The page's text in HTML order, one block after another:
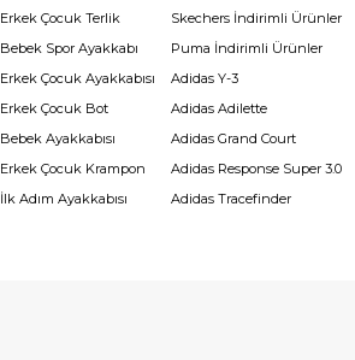
Erkek Çocuk Terlik
Bebek Spor Ayakkabı
Erkek Çocuk Ayakkabısı
Erkek Çocuk Bot
Bebek Ayakkabısı
Erkek Çocuk Krampon
İlk Adım Ayakkabısı
Skechers İndirimli Ürünler
Puma İndirimli Ürünler
Adidas Y-3
Adidas Adilette
Adidas Grand Court
Adidas Response Super 3.0
Adidas Tracefinder